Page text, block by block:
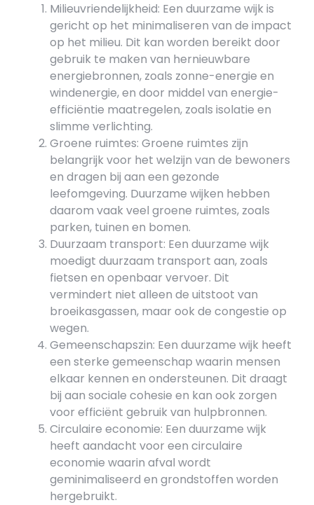
Milieuvriendelijkheid: Een duurzame wijk is
gericht op het minimaliseren van de impact
op het milieu. Dit kan worden bereikt door
gebruik te maken van hernieuwbare
energiebronnen, zoals zonne-energie en
windenergie, en door middel van energie-
efficiëntie maatregelen, zoals isolatie en
slimme verlichting.
Groene ruimtes: Groene ruimtes zijn
belangrijk voor het welzijn van de bewoners
en dragen bij aan een gezonde
leefomgeving. Duurzame wijken hebben
daarom vaak veel groene ruimtes, zoals
parken, tuinen en bomen.
Duurzaam transport: Een duurzame wijk
moedigt duurzaam transport aan, zoals
fietsen en openbaar vervoer. Dit
vermindert niet alleen de uitstoot van
broeikasgassen, maar ook de congestie op
wegen.
Gemeenschapszin: Een duurzame wijk heeft
een sterke gemeenschap waarin mensen
elkaar kennen en ondersteunen. Dit draagt
bij aan sociale cohesie en kan ook zorgen
voor efficiënt gebruik van hulpbronnen.
Circulaire economie: Een duurzame wijk
heeft aandacht voor een circulaire
economie waarin afval wordt
geminimaliseerd en grondstoffen worden
hergebruikt.